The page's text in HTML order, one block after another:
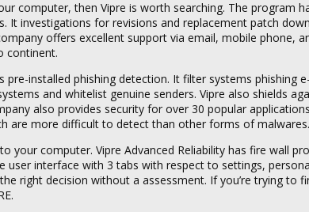
computer, then Vipre is worth searching. The program
investigations for revisions and replacement patch
offers excellent support via email, mobile phone,
continent.
installed phishing detection. It filter systems phishing
and whitelist genuine senders. Vipre also shields
also provides security for over 30 popular
are more difficult to detect than other forms of malwares.
your computer. Vipre Advanced Reliability has fire wall
user interface with 3 tabs with respect to settings,
right decision without a assessment. If you’re trying to